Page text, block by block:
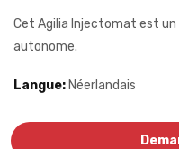
Cet Agilia Injectomat est
autonome.
Langue: Néerlandais